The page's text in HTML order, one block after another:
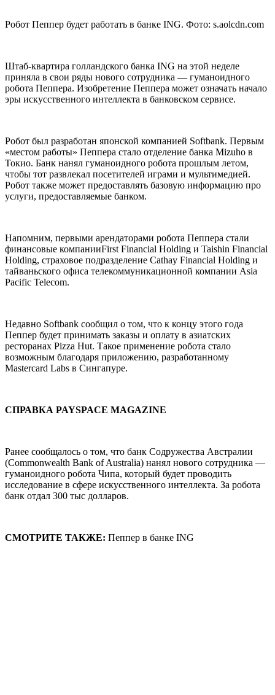
Робот Пеппер будет работать в банке ING. Фото: s.aolcdn.com
Штаб-квартира голландского банка ING на этой неделе
приняла в свои ряды нового сотрудника — гуманоидного
робота Пеппера. Изобретение Пеппера может означать начало
эры искусственного интеллекта в банковском сервисе.
Робот был разработан японской компанией Softbank. Первым
«местом работы» Пеппера стало отделение банка Mizuho в
Токио. Банк нанял гуманоидного робота прошлым летом,
чтобы тот развлекал посетителей играми и мультимедией.
Робот также может предоставлять базовую информацию про
услуги, предоставляемые банком.
Напомним, первыми арендаторами робота Пеппера стали
финансовые компанииFirst Financial Holding и Taishin Financial
Holding, страховое подразделение Cathay Financial Holding и
тайваньского офиса телекоммуникационной компании Asia
Pacific Telecom.
Недавно Softbank сообщил о том, что к концу этого года
Пеппер будет принимать заказы и оплату в азиатских
ресторанах Pizza Hut. Такое применение робота стало
возможным благодаря приложению, разработанному
Mastercard Labs в Сингапуре.
СПРАВКА PAYSPACE MAGAZINE
Ранее сообщалось о том, что банк Содружества Австралии
(Commonwealth Bank of Australia) нанял нового сотрудника —
гуманоидного робота Чипа, который будет проводить
исследование в сфере искусственного интеллекта. За робота
банк отдал 300 тыс долларов.
СМОТРИТЕ ТАКЖЕ: Пеппер в банке ING